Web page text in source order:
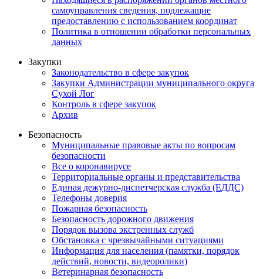
самоуправления сведения, подлежащие
предоставлению с использованием координат
Политика в отношении обработки персональных
данных
Закупки
Законодательство в сфере закупок
Закупки Администрации муниципального округа
Сухой Лог
Контроль в сфере закупок
Архив
Безопасность
Муниципальные правовые акты по вопросам
безопасности
Все о коронавирусе
Территориальные органы и представительства
Единая дежурно-диспетчерская служба (ЕДДС)
Телефоны доверия
Пожарная безопасность
Безопасность дорожного движения
Порядок вызова экстренных служб
Обстановка с чрезвычайными ситуациями
Информация для населения (памятки, порядок
действий, новости, видеоролики)
Ветеринарная безопасность